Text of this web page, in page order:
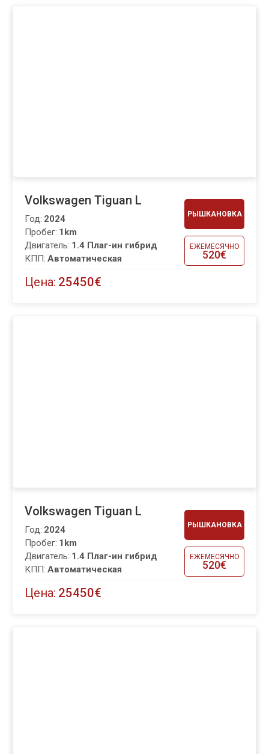
РЫШКАНОВКА
ЕЖЕМЕСЯЧНО
520€
Volkswagen Tiguan L
Пробег: 1km
Год: 2024
Двигатель: 1.4 Плаг-ин гибрид
КПП: Автоматическая
Цена: 25450€
РЫШКАНОВКА
ЕЖЕМЕСЯЧНО
520€
Volkswagen Tiguan L
Пробег: 1km
Год: 2024
Двигатель: 1.4 Плаг-ин гибрид
КПП: Автоматическая
Цена: 25450€